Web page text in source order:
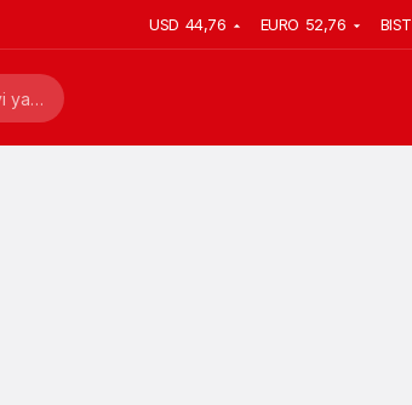
USD 44,76 EURO 52,76 BIST